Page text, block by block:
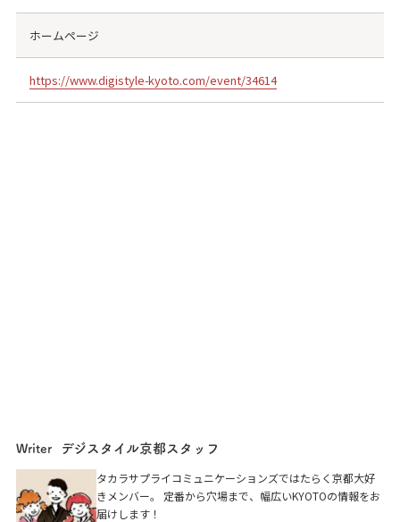
ホームページ
https://www.digistyle-kyoto.com/event/34614
Writer デジスタイル京都スタッフ
タカラサプライコミュニケーションズではたらく京都大好
きメンバー。 定番から穴場まで、幅広いKYOTOの情報をお
届けします！